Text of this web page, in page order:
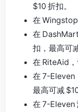
$10 折扣。
在 Wingstop
在
扣，最高可
在 RiteAid，
在 7-Eleven
最高可减 $10
在 7-Eleven